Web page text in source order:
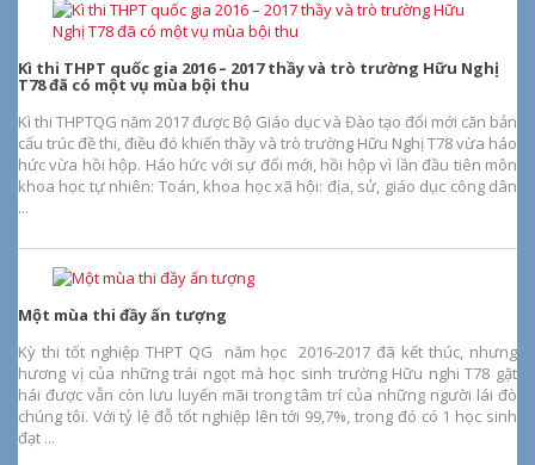
Kì thi THPT quốc gia 2016 – 2017 thầy và trò trường Hữu Nghị
T78 đã có một vụ mùa bội thu
Kì thi THPTQG năm 2017 được Bộ Giáo dục và Đào tạo đổi mới căn bản
cấu trúc đề thi, điều đó khiến thầy và trò trường Hữu Nghị T78 vừa háo
hức vừa hồi hộp. Háo hức với sự đổi mới, hồi hộp vì lần đầu tiên môn
khoa học tự nhiên: Toán, khoa học xã hội: địa, sử, giáo dục công dân
...
Một mùa thi đầy ấn tượng
Kỳ thi tốt nghiệp THPT QG năm học 2016-2017 đã kết thúc, nhưng
hương vị của những trái ngọt mà học sinh trường Hữu nghi T78 gặt
hái được vẫn còn lưu luyến mãi trong tâm trí của những người lái đò
chúng tôi. Với tỷ lệ đỗ tốt nghiệp lên tới 99,7%, trong đó có 1 học sinh
đạt ...